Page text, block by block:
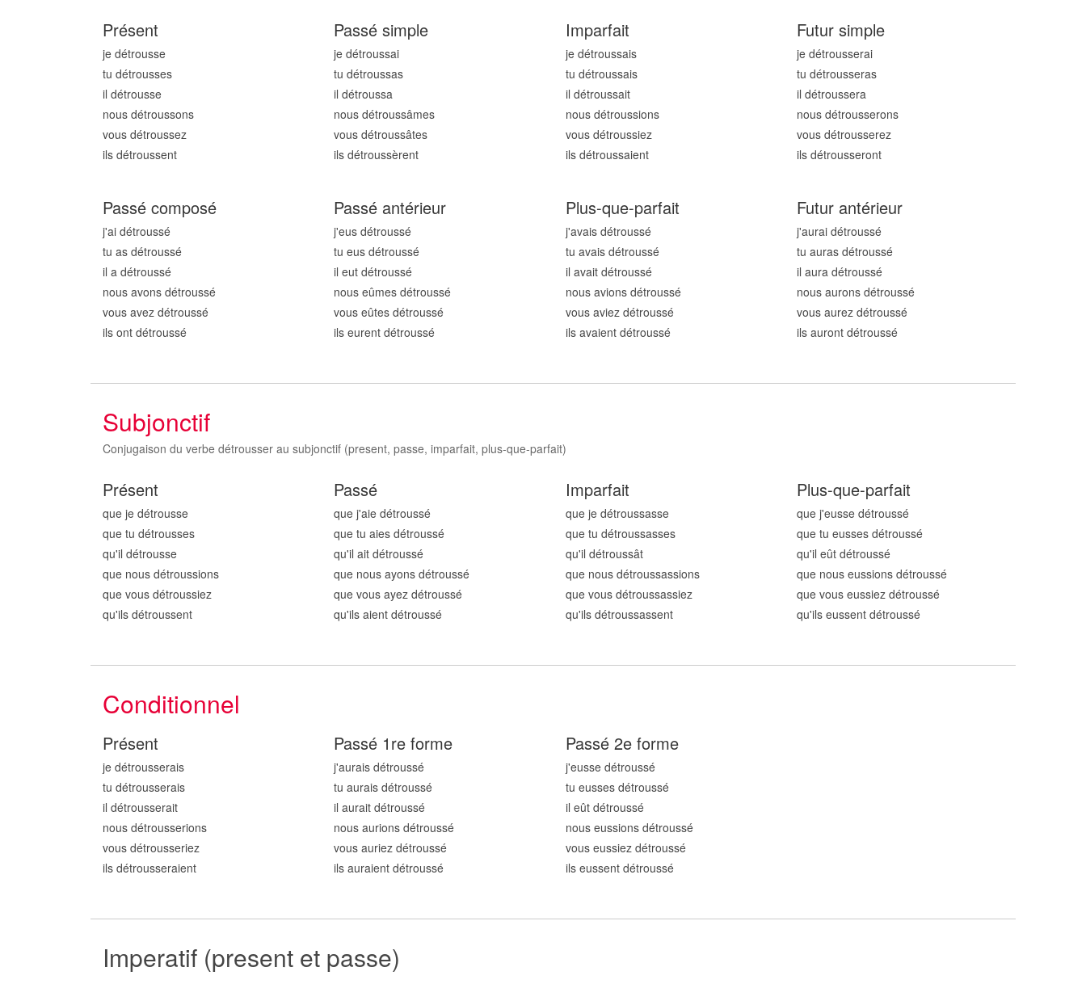
Présent
je détrousse
tu détrousses
il détrousse
nous détroussons
vous détroussez
ils détroussent
Passé simple
je détroussai
tu détroussas
il détroussa
nous détroussâmes
vous détroussâtes
ils détroussèrent
Imparfait
je détroussais
tu détroussais
il détroussait
nous détroussions
vous détroussiez
ils détroussaient
Futur simple
je détrousserai
tu détrousseras
il détroussera
nous détrousserons
vous détrousserez
ils détrousseront
Passé composé
j'ai détroussé
tu as détroussé
il a détroussé
nous avons détroussé
vous avez détroussé
ils ont détroussé
Passé antérieur
j'eus détroussé
tu eus détroussé
il eut détroussé
nous eûmes détroussé
vous eûtes détroussé
ils eurent détroussé
Plus-que-parfait
j'avais détroussé
tu avais détroussé
il avait détroussé
nous avions détroussé
vous aviez détroussé
ils avaient détroussé
Futur antérieur
j'aurai détroussé
tu auras détroussé
il aura détroussé
nous aurons détroussé
vous aurez détroussé
ils auront détroussé
Subjonctif
Conjugaison du verbe détrousser au subjonctif (present, passe, imparfait, plus-que-parfait)
Présent
que je détrousse
que tu détrousses
qu'il détrousse
que nous détroussions
que vous détroussiez
qu'ils détroussent
Passé
que j'aie détroussé
que tu aies détroussé
qu'il ait détroussé
que nous ayons détroussé
que vous ayez détroussé
qu'ils aient détroussé
Imparfait
que je détroussasse
que tu détroussasses
qu'il détroussât
que nous détroussassions
que vous détroussassiez
qu'ils détroussassent
Plus-que-parfait
que j'eusse détroussé
que tu eusses détroussé
qu'il eût détroussé
que nous eussions détroussé
que vous eussiez détroussé
qu'ils eussent détroussé
Conditionnel
Présent
je détrousserais
tu détrousserais
il détrousserait
nous détrousserions
vous détrousseriez
ils détrousseraient
Passé 1re forme
j'aurais détroussé
tu aurais détroussé
il aurait détroussé
nous aurions détroussé
vous auriez détroussé
ils auraient détroussé
Passé 2e forme
j'eusse détroussé
tu eusses détroussé
il eût détroussé
nous eussions détroussé
vous eussiez détroussé
ils eussent détroussé
Imperatif (present et passe)